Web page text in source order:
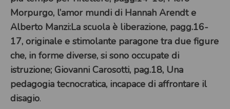
Morpurgo, l’amor mundi di Hannah Arendt e
Alberto Manzi:La scuola è liberazione, pagg.16-
17, originale e stimolante paragone tra due figure
che, in forme diverse, si sono occupate di
istruzione; Giovanni Carosotti, pag.18, Una
pedagogia tecnocratica, incapace di affrontare il
disagio.